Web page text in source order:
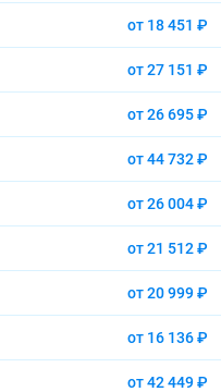
от 18 451 ₽
от 27 151 ₽
от 26 695 ₽
от 44 732 ₽
от 26 004 ₽
от 21 512 ₽
от 20 999 ₽
от 16 136 ₽
от 42 449 ₽